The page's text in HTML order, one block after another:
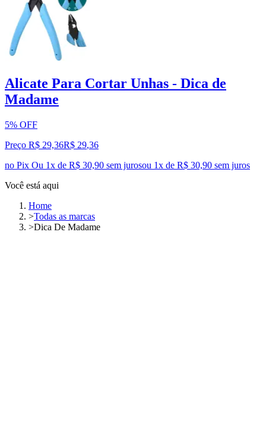
Alicate Para Cortar Unhas - Dica de
Madame
5% OFF
Preço R$ 29,36R$ 29,36
no Pix Ou 1x de R$ 30,90 sem jurosou 1x de R$ 30,90 sem juros
Você está aqui
Home
>Todas as marcas
>Dica De Madame